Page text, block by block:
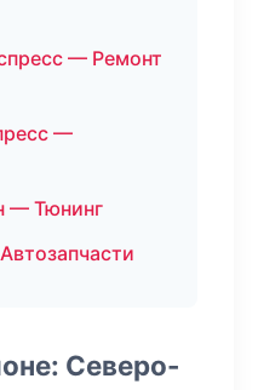
— Ремонт
—
— Тюнинг
Северо-